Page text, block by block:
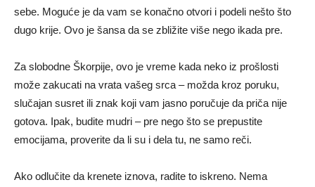
sebe. Moguće je da vam se konačno otvori i podeli nešto što
dugo krije. Ovo je šansa da se zbližite više nego ikada pre.
Za slobodne Škorpije, ovo je vreme kada neko iz prošlosti
može zakucati na vrata vašeg srca – možda kroz poruku,
slučajan susret ili znak koji vam jasno poručuje da priča nije
gotova. Ipak, budite mudri – pre nego što se prepustite
emocijama, proverite da li su i dela tu, ne samo reči.
Ako odlučite da krenete iznova, radite to iskreno. Nema